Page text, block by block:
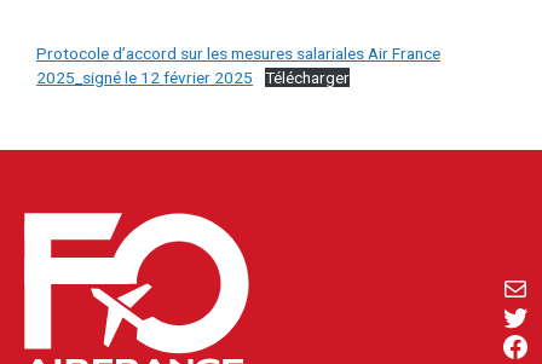
Protocole d’accord sur les mesures salariales Air France
2025_signé le 12 février 2025
Télécharger
E-